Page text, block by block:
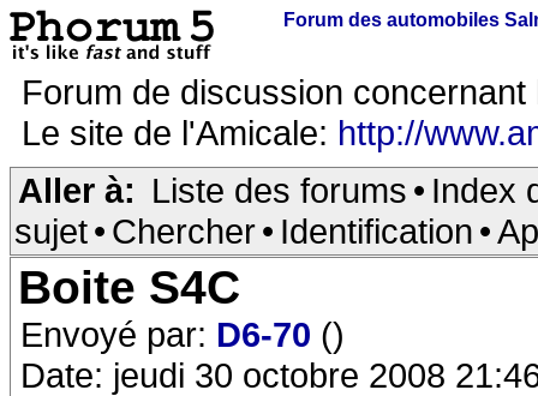
Forum des automobiles
Forum de discussion
Le site de l'Amicale: http://
Aller à: Liste des forums • Index
sujet• Chercher• Identification •
Boite S4C
Envoyé par: D6-70 ()
Date: jeudi 30 octobre 2008